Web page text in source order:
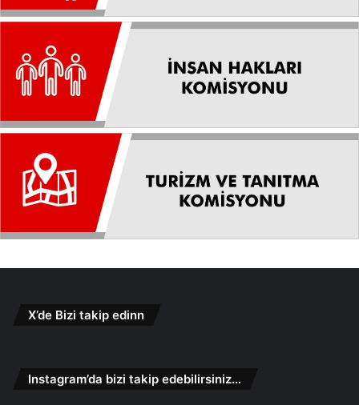
X’de Bizi takip edinn
Instagram’da bizi takip edebilirsiniz…